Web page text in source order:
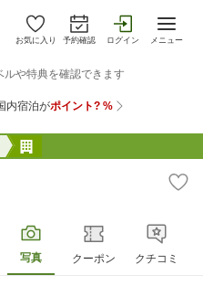
お気に入り 予約確認 ログイン メニュー
写真 クーポン クチコミ